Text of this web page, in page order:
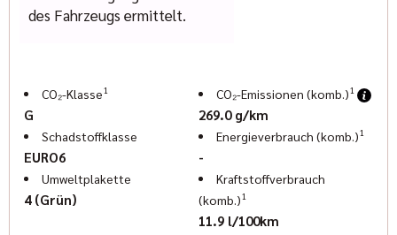
www.indianmuenchen.com
www.geigercars.de
des Fahrzeugs ermittelt.
CO₂-Klasse1
G
CO₂-Emissionen (komb.)1
269.0 g/km
Schadstoffklasse
EURO6
Energieverbrauch (komb.)1
-
Umweltplakette
4 (Grün)
Kraftstoffverbrauch
(komb.)1
11.9 l/100km